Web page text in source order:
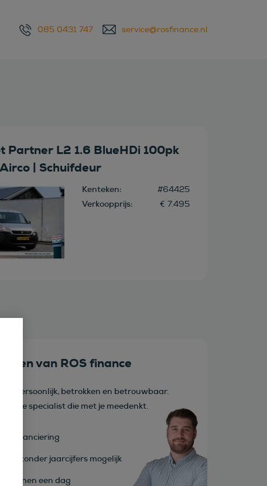
085 0431 747 service@rosfinance.nl
Partner L2 1.6 BlueHDi 100pk
| Schuifdeur
Kenteken: #64425
Verkoopprijs: € 7.495
van ROS finance
is persoonlijk, betrokken en betrouwbaar.
lease specialist die met je meedenkt.
financiering
zonder jaarcijfers mogelijk
binnen een dag